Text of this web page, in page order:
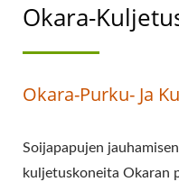
Okara-
Okara-Purku- Ja
Soijapapujen
kuljetuskoneita Okaran